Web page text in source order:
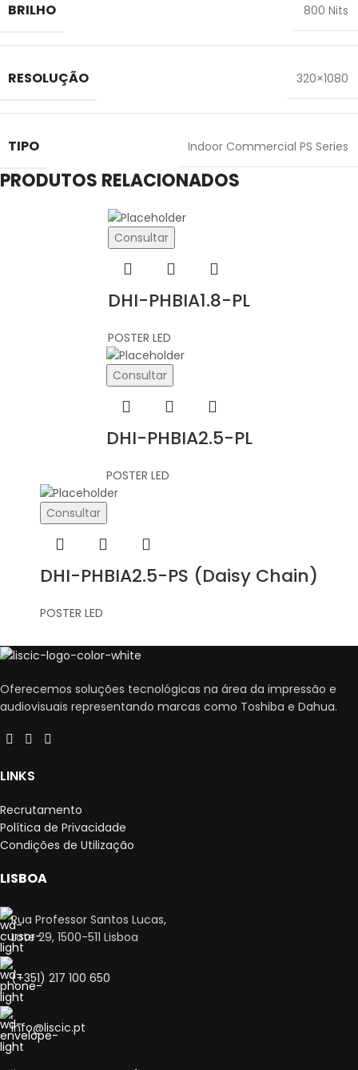
BRILHO 800 Nits
RESOLUÇÃO 320×1080
TIPO Indoor Commercial PS Series
PRODUTOS RELACIONADOS
Consultar
DHI-PHBIA1.8-PL
POSTER LED
Consultar
DHI-PHBIA2.5-PL
POSTER LED
Consultar
DHI-PHBIA2.5-PS (Daisy Chain)
POSTER LED
Oferecemos soluções tecnológicas na área da impressão e
audiovisuais representando marcas como Toshiba e Dahua.
LINKS
Recrutamento
Política de Privacidade
Condições de Utilização
LISBOA
Rua Professor Santos Lucas,
Lote 29, 1500-511 Lisboa
(+351) 217 100 650
info@liscic.pt